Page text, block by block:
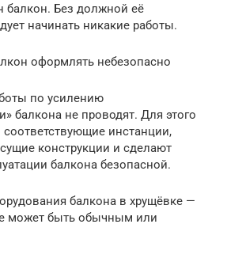
балкон. Без должной её
начинать никакие работы.
оформлять небезопасно
по усилению
балкона не проводят. Для этого
соответствующие инстанции,
конструкции и сделают
балкона безопасной.
балкона в хрущёвке —
может быть обычным или